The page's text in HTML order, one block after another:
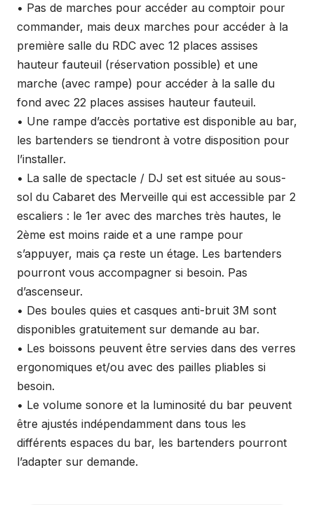
• Pas de marches pour accéder au comptoir pour
commander, mais deux marches pour accéder à la
première salle du RDC avec 12 places assises
hauteur fauteuil (réservation possible) et une
marche (avec rampe) pour accéder à la salle du
fond avec 22 places assises hauteur fauteuil.
• Une rampe d’accès portative est disponible au bar,
les bartenders se tiendront à votre disposition pour
l’installer.
• La salle de spectacle / DJ set est située au sous-
sol du Cabaret des Merveille qui est accessible par 2
escaliers : le 1er avec des marches très hautes, le
2ème est moins raide et a une rampe pour
s’appuyer, mais ça reste un étage. Les bartenders
pourront vous accompagner si besoin. Pas
d’ascenseur.
• Des boules quies et casques anti-bruit 3M sont
disponibles gratuitement sur demande au bar.
• Les boissons peuvent être servies dans des verres
ergonomiques et/ou avec des pailles pliables si
besoin.
• Le volume sonore et la luminosité du bar peuvent
être ajustés indépendamment dans tous les
différents espaces du bar, les bartenders pourront
l’adapter sur demande.